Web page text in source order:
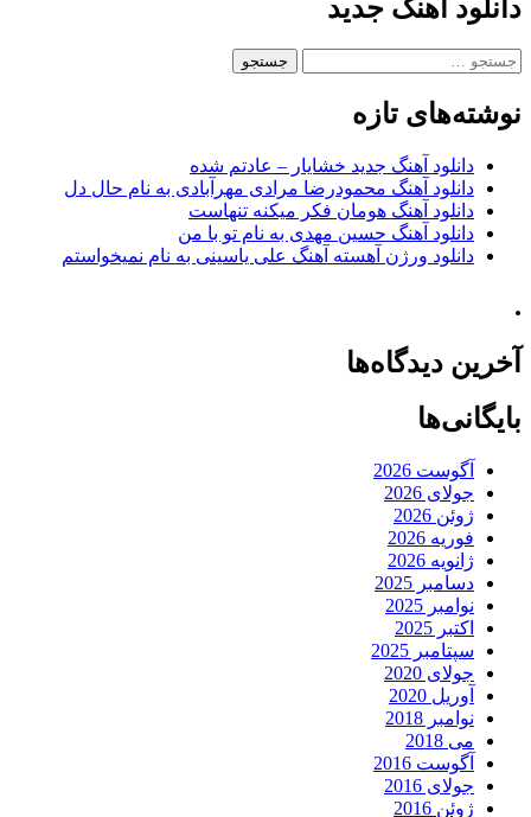
دانلود آهنگ جدید
جستجو
نوشته‌های تازه
دانلود آهنگ جدید خشایار – عادتم شده
دانلود آهنگ محمودرضا مرادی مهرآبادی به نام حال دل
دانلود آهنگ هومان فکر میکنه تنهاست
دانلود آهنگ حسین مهدی به نام تو با من
دانلود ورژن آهسته آهنگ علی یاسینی به نام نمیخواستم
.
آخرین دیدگاه‌ها
بایگانی‌ها
آگوست 2026
جولای 2026
ژوئن 2026
فوریه 2026
ژانویه 2026
دسامبر 2025
نوامبر 2025
اکتبر 2025
سپتامبر 2025
جولای 2020
آوریل 2020
نوامبر 2018
می 2018
آگوست 2016
جولای 2016
ژوئن 2016